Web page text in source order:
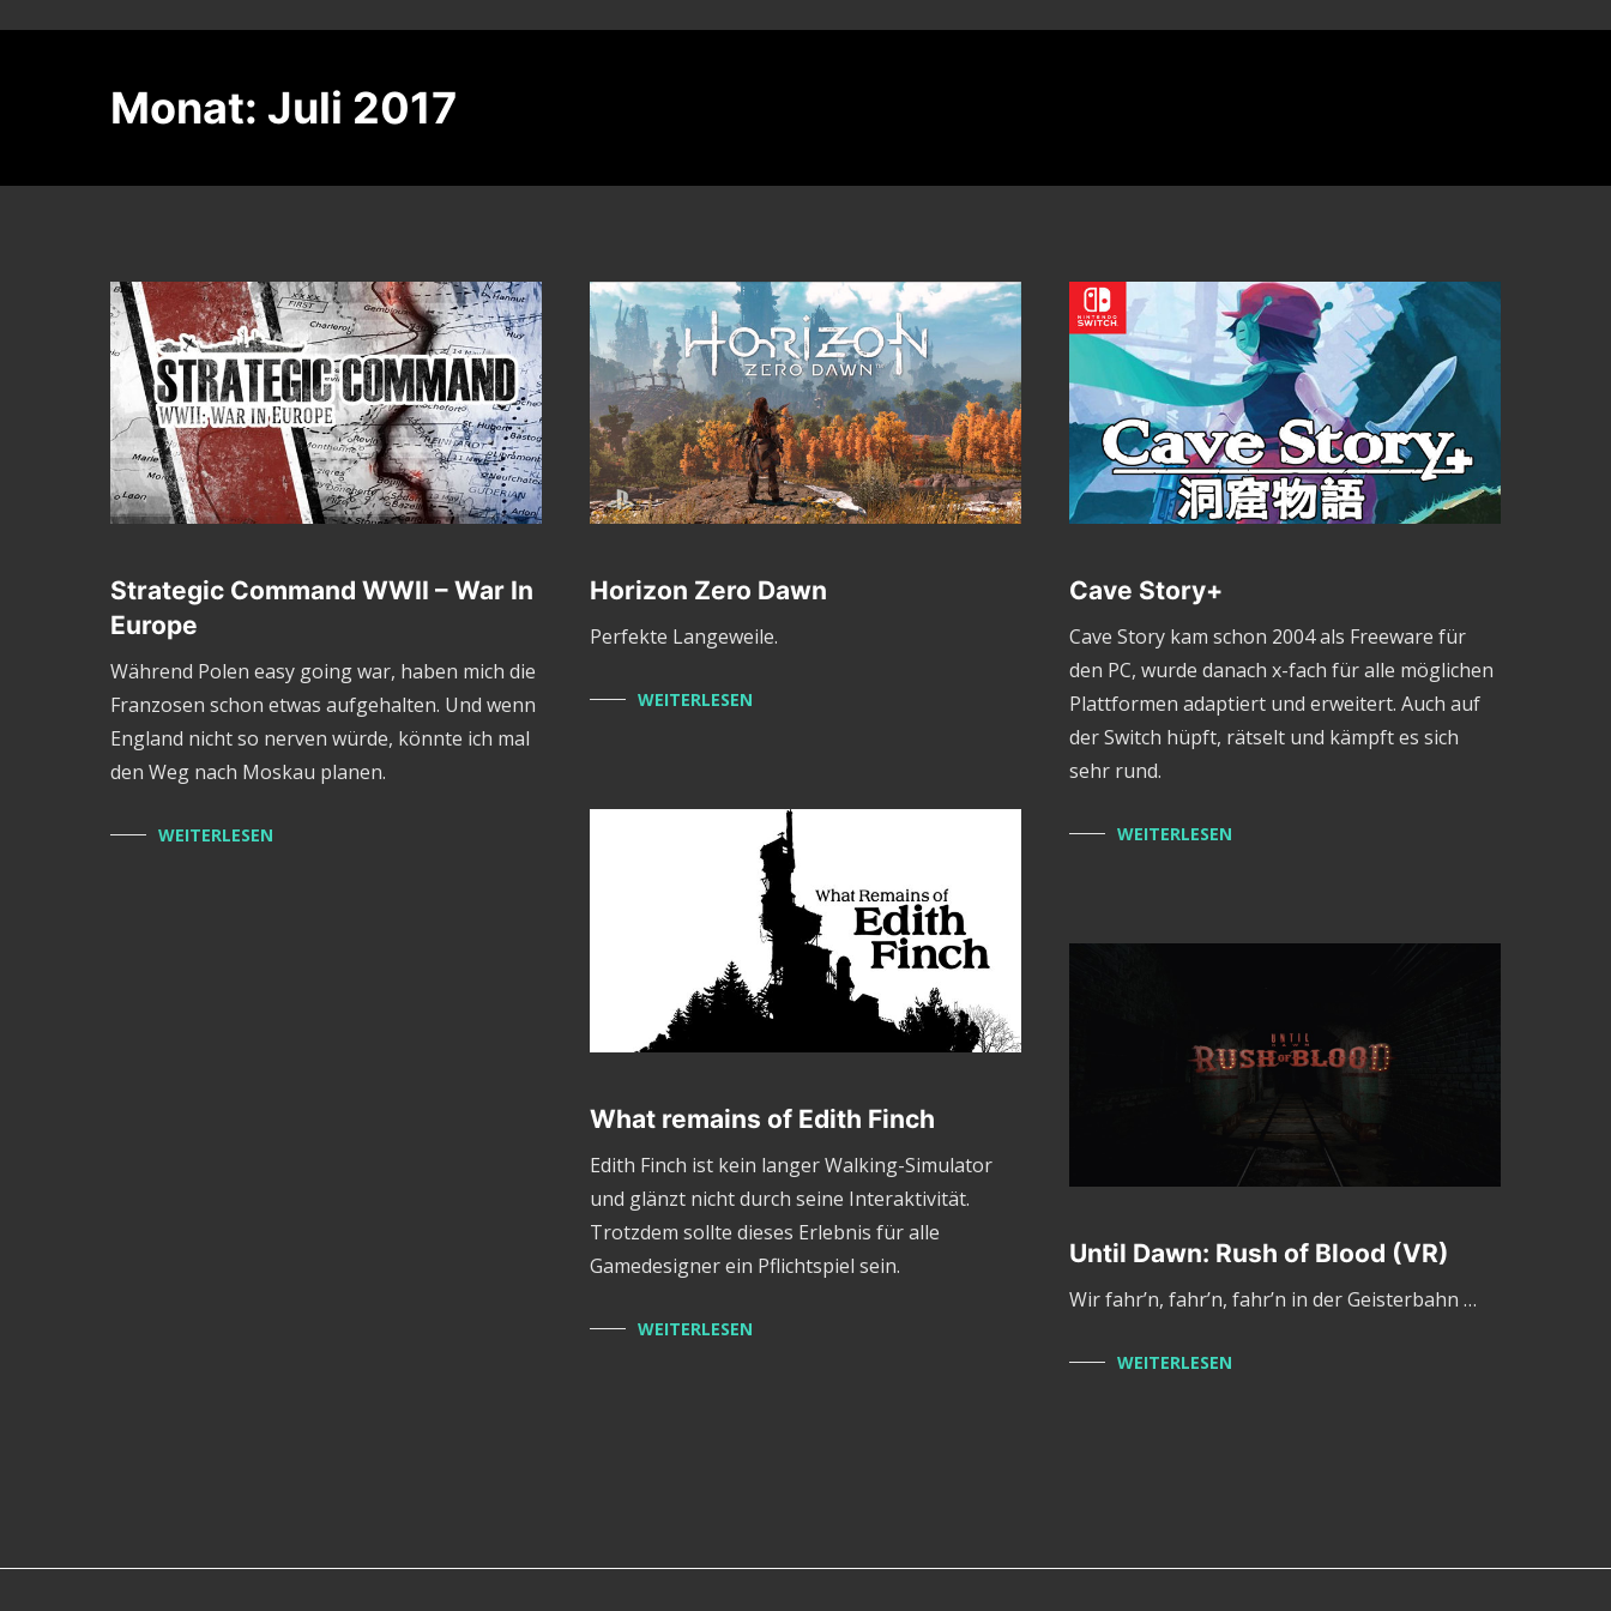
Monat: Juli 2017
Strategic Command WWII – War In
Europe
Während Polen easy going war, haben mich die
Franzosen schon etwas aufgehalten. Und wenn
England nicht so nerven würde, könnte ich mal
den Weg nach Moskau planen.
WEITERLESEN
Horizon Zero Dawn
Perfekte Langeweile.
WEITERLESEN
Cave Story+
Cave Story kam schon 2004 als Freeware für
den PC, wurde danach x-fach für alle möglichen
Plattformen adaptiert und erweitert. Auch auf
der Switch hüpft, rätselt und kämpft es sich
sehr rund.
WEITERLESEN
What remains of Edith Finch
Edith Finch ist kein langer Walking-Simulator
und glänzt nicht durch seine Interaktivität.
Trotzdem sollte dieses Erlebnis für alle
Gamedesigner ein Pflichtspiel sein.
WEITERLESEN
Until Dawn: Rush of Blood (VR)
Wir fahr’n, fahr’n, fahr’n in der Geisterbahn …
WEITERLESEN